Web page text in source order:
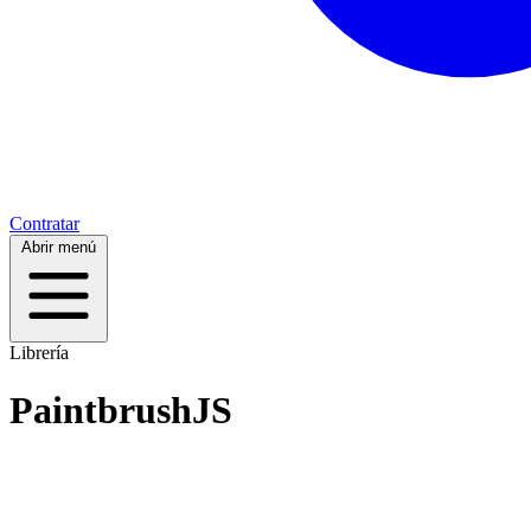
Contratar
Abrir menú
Librería
PaintbrushJS